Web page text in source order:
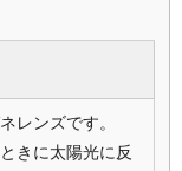
レンズです。
きに太陽光に反